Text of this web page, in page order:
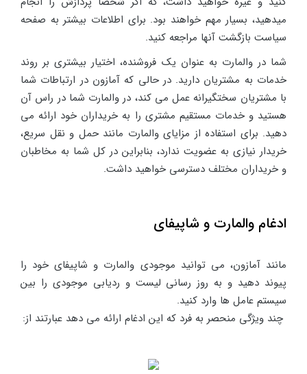
میدهید، بسیار مهم خواهند بود. برای اطلاعات بیشتر به صفحه
سیاست بازگشت آنها مراجعه کنید.
شما در والمارت به عنوان یک فروشنده، اختیار بیشتری بر روند
خدمات به مشتریان دارید. در حالی که آمازون در ارتباطات شما
با مشتریان سختگیرانه عمل می کند، در والمارت شما در راس آن
هستید و خدمات مستقیم مشتری را به خریداران خود ارائه می
دهید. برای استفاده از مزایای والمارت مانند حمل و نقل سریع،
خریدار نیازی به عضویت ندارد، بنابراین در کل شما به مخاطبان
و خریداران مختلف دسترسی خواهید داشت.
ادغام والمارت و شاپیفای
مانند آمازون، می توانید موجودی والمارت و شاپیفای خود را
پیوند دهید و به روز رسانی لیست و ردیابی موجودی را بین
سیستم عامل ها وارد کنید.
چند ویژگی منحصر به فرد که این ادغام ارائه می دهد عبارتند از: